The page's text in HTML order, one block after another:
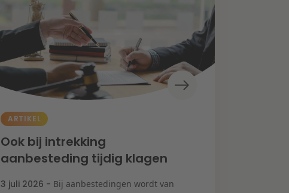
ARTIKEL
Ook bij intrekking
aanbesteding tijdig klagen
3 juli 2026 - Bij aanbestedingen wordt van